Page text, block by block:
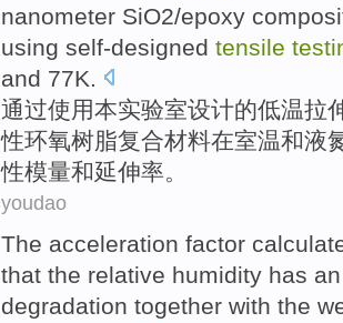
nanometer SiO2/epoxy
using self-designed tensile
and 77K.
通过使用本实验室设计的低温拉
性环氧树脂复合材料在室温和液
性模量和延伸率。
youdao
The acceleration factor
that the relative humidity has an
degradation together with the